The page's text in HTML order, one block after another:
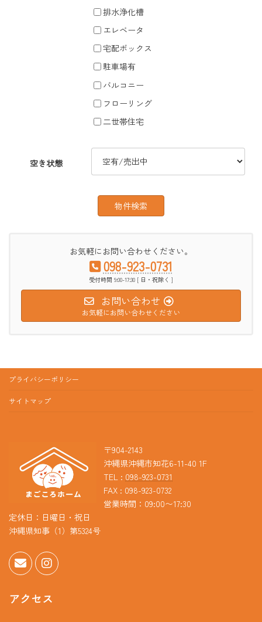
排水浄化槽
エレベータ
宅配ボックス
駐車場有
バルコニー
フローリング
二世帯住宅
空き状態
お気軽にお問い合わせください。
098-923-0731
受付時間 9:00-17:30 [ 日・祝除く ]
お問い合わせ
お気軽にお問い合わせください
プライバシーポリシー
サイトマップ
〒904-2143
沖縄県沖縄市知花6-11-40 1F
TEL : 098-923-0731
FAX : 098-923-0732
営業時間：09:00〜17:30
定休日：日曜日・祝日
沖縄県知事（1）第5324号
アクセス